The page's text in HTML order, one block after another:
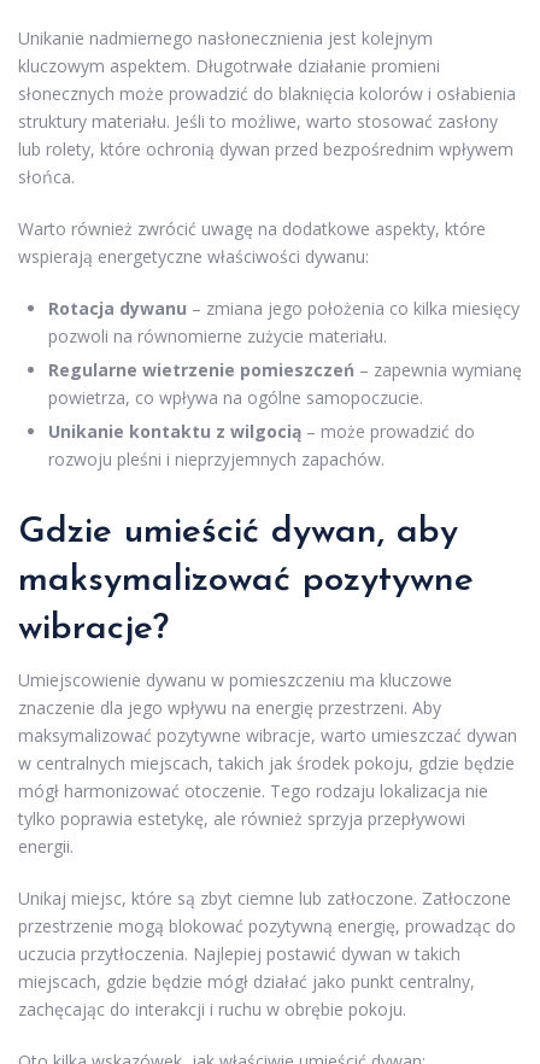
Unikanie nadmiernego nasłonecznienia jest kolejnym
kluczowym aspektem. Długotrwałe działanie promieni
słonecznych może prowadzić do blaknięcia kolorów i osłabienia
struktury materiału. Jeśli to możliwe, warto stosować zasłony
lub rolety, które ochronią dywan przed bezpośrednim wpływem
słońca.
Warto również zwrócić uwagę na dodatkowe aspekty, które
wspierają energetyczne właściwości dywanu:
Rotacja dywanu – zmiana jego położenia co kilka miesięcy
pozwoli na równomierne zużycie materiału.
Regularne wietrzenie pomieszczeń – zapewnia wymianę
powietrza, co wpływa na ogólne samopoczucie.
Unikanie kontaktu z wilgocią – może prowadzić do
rozwoju pleśni i nieprzyjemnych zapachów.
Gdzie umieścić dywan, aby
maksymalizować pozytywne
wibracje?
Umiejscowienie dywanu w pomieszczeniu ma kluczowe
znaczenie dla jego wpływu na energię przestrzeni. Aby
maksymalizować pozytywne wibracje, warto umieszczać dywan
w centralnych miejscach, takich jak środek pokoju, gdzie będzie
mógł harmonizować otoczenie. Tego rodzaju lokalizacja nie
tylko poprawia estetykę, ale również sprzyja przepływowi
energii.
Unikaj miejsc, które są zbyt ciemne lub zatłoczone. Zatłoczone
przestrzenie mogą blokować pozytywną energię, prowadząc do
uczucia przytłoczenia. Najlepiej postawić dywan w takich
miejscach, gdzie będzie mógł działać jako punkt centralny,
zachęcając do interakcji i ruchu w obrębie pokoju.